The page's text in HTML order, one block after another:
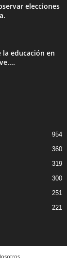
elecciones
la educación en
954
360
319
300
251
221